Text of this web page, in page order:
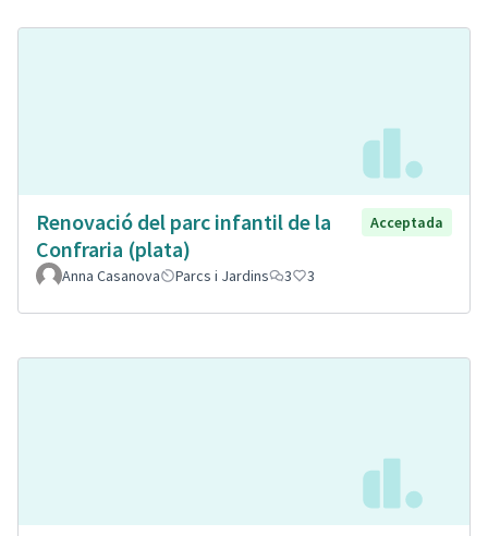
Renovació del parc infantil de la
Confraria (plata)
Acceptada
Anna Casanova Parcs i Jardins 3 3